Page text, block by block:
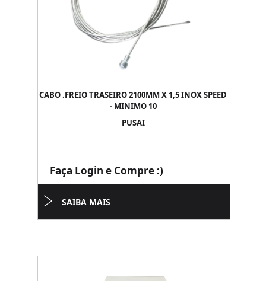
CABO .FREIO TRASEIRO 2100MM X 1,5 INOX SPEED
- MINIMO 10
PUSAI
Faça Login e Compre :)
SAIBA MAIS